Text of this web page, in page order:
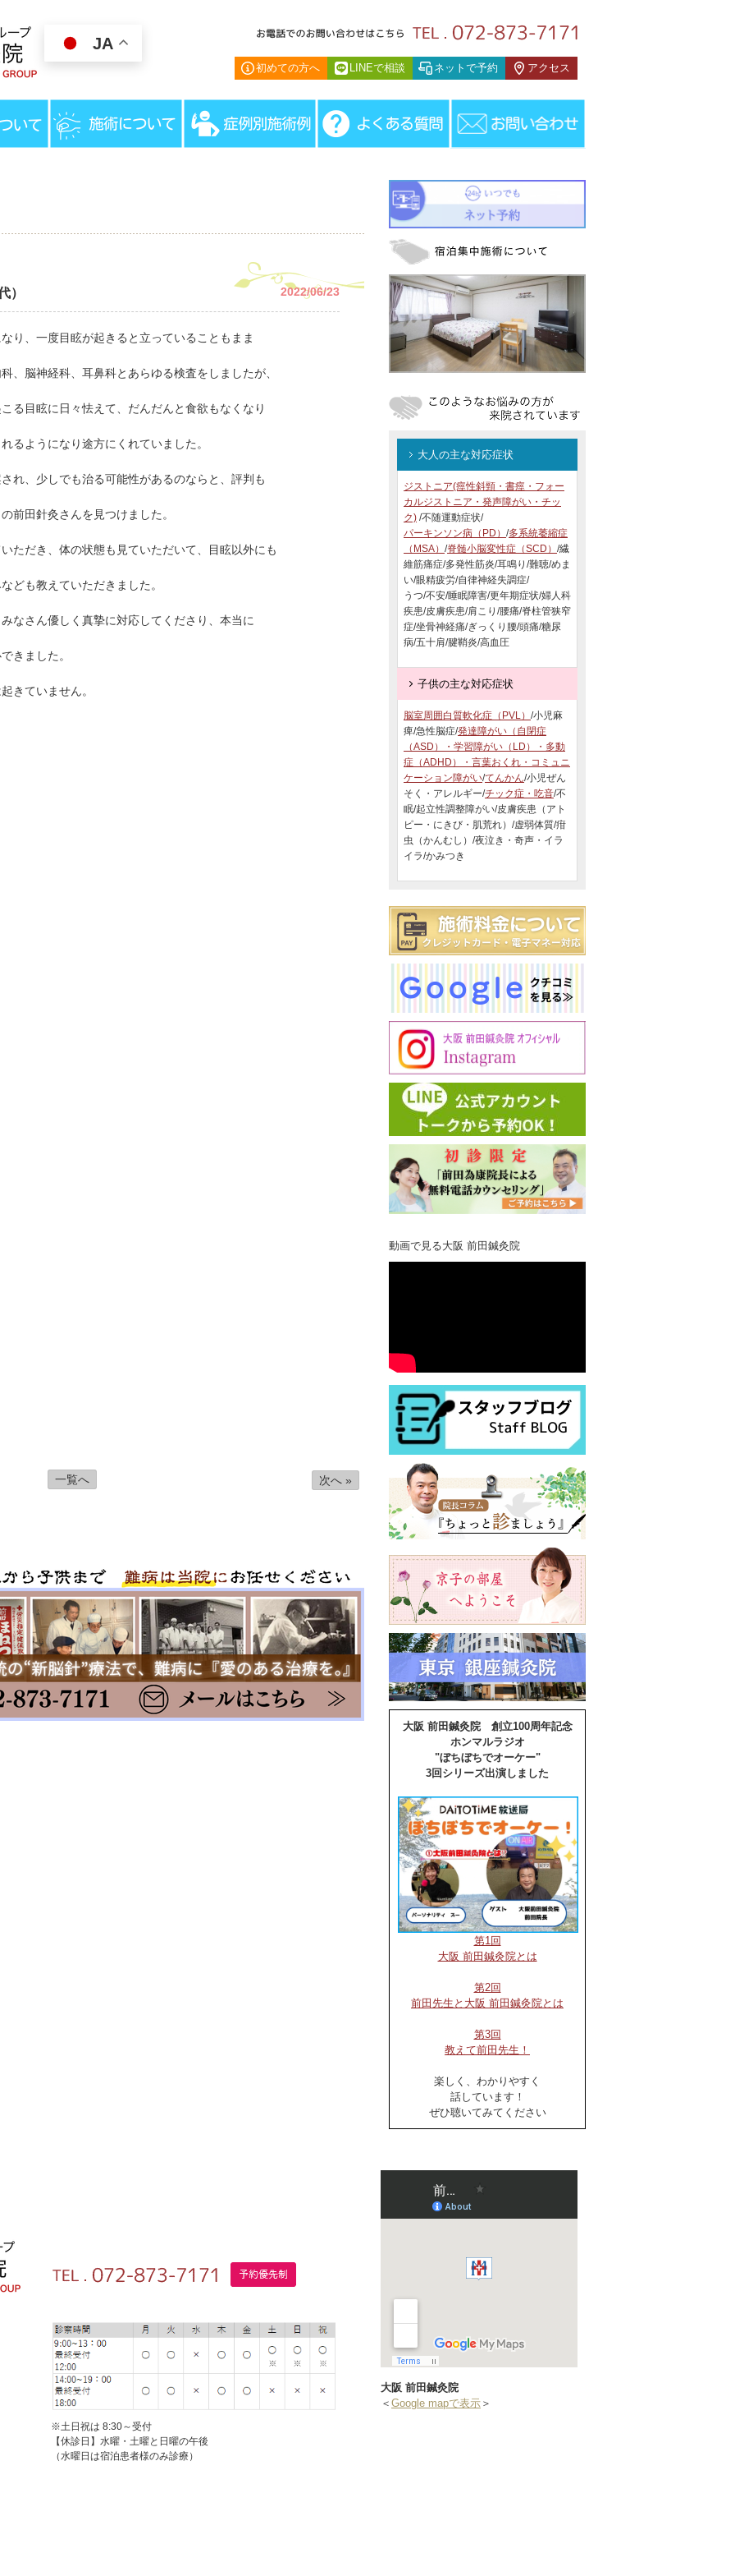
JA
初めての方へ LINEで相談 ネットで予約 アクセス
患者様の声
HOME＞ 患者様の声＞ 目眩（大東市/Y・Kさん/60代）
2022/06/23
）
り、一度目眩が起きると立っていることもまま
、脳神経科、耳鼻科とあらゆる検査をしましたが、
る目眩に日々怯えて、だんだんと食欲もなくなり
るようになり途方にくれていました。
れ、少しでも治る可能性があるのならと、評判も
前田針灸さんを見つけました。
ただき、体の状態も見ていただいて、目眩以外にも
ども教えていただきました。
なさん優しく真摯に対応してくださり、本当に
きました。
きていません。
一覧へ 次へ »
大人の主な対応症状
ジストニア(痙性斜頸・書痙・フォー
カルジストニア・発声障がい・チッ
ク) /不随運動症状/
パーキンソン病（PD） /多系統萎縮症
（MSA） /脊髄小脳変性症（SCD） /繊
維筋痛症/多発性筋炎/耳鳴り/難聴/めま
い/眼精疲労/自律神経失調症/
うつ/不安/睡眠障害/更年期症状/婦人科
疾患/皮膚疾患/肩こり/腰痛/脊柱管狭窄
症/坐骨神経痛/ぎっくり腰/頭痛/糖尿
病/五十肩/腱鞘炎/高血圧
子供の主な対応症状
脳室周囲白質軟化症（PVL） /小児麻
痺/急性脳症/発達障がい（自閉症
（ASD）・学習障がい（LD）・多動
症（ADHD）・言葉おくれ・コミュニ
ケーション障がい/てんかん/小児ぜん
そく・アレルギー/チック症・吃音/不
眠/起立性調整障がい/皮膚疾患（アト
ピー・にきび・肌荒れ）/虚弱体質/疳
虫（かんむし）/夜泣き・奇声・イラ
イラ/かみつき
動画で見る大阪 前田鍼灸院
大阪 前田鍼灸院 創立100周年記念
ホンマルラジオ
"ぼちぼちでオーケー"
3回シリーズ出演しました
第1回
大阪 前田鍼灸院とは
第2回
前田先生と大阪 前田鍼灸院とは
第3回
教えて前田先生！
楽しく、わかりやすく
話しています！
ぜひ聴いてみてください
※土日祝は 8:30～受付
【休診日】水曜・土曜と日曜の午後
（水曜日は宿泊患者様のみ診療）
大阪 前田鍼灸院
＜ Google mapで表示 ＞